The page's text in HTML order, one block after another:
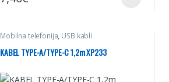
Mobilna telefonija, USB kabli
KABEL TYPE-A/TYPE-C 1,2m XP233